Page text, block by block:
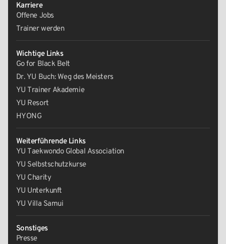
Karriere
Offene Jobs
Trainer werden
Wichtige Links
Go for Black Belt
Dr. YU Buch: Weg des Meisters
YU Trainer Akademie
YU Resort
HYONG
Weiterführende Links
YU Taekwondo Global Association
YU Selbstschutzkurse
YU Charity
YU Unterkunft
YU Villa Samui
Sonstiges
Presse